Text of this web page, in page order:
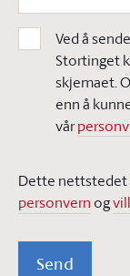
Ved å
Stortinget
skjemaet.
enn å
vår
Dette nettstedet
personvern og
Send